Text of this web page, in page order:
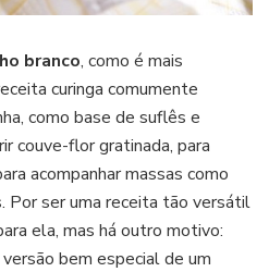
branco, como é mais
curinga comumente
como base de suflês e
couve-flor gratinada, para
acompanhar massas como
Por ser uma receita tão versátil
ela, mas há outro motivo:
bem especial de um